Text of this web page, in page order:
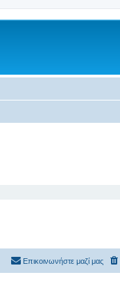
Επικοινωνήστε μαζί μας